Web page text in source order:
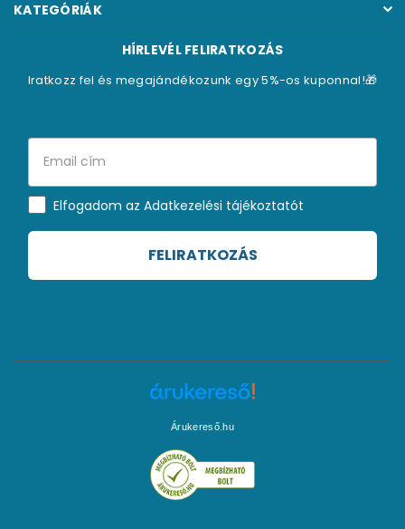
KATEGÓRIÁK
HÍRLEVÉL FELIRATKOZÁS
Iratkozz fel és megajándékozunk egy 5%-os kuponnal!🎁
Elfogadom az Adatkezelési tájékoztatót
FELIRATKOZÁS
Árukereső.hu